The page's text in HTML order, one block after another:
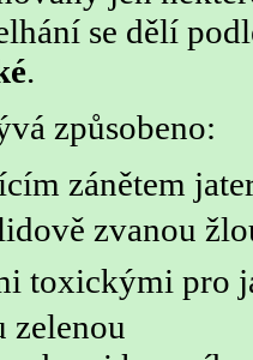
se dělí
.
způsobeno:
zánětem
zvanou
toxickými pro
zelenou